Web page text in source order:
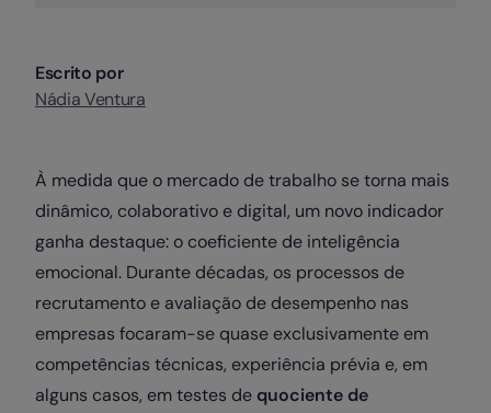
Escrito por
Nádia Ventura
À medida que o mercado de trabalho se torna mais
dinâmico, colaborativo e digital, um novo indicador
ganha destaque: o coeficiente de inteligência
emocional. Durante décadas, os processos de
recrutamento e avaliação de desempenho nas
empresas focaram-se quase exclusivamente em
competências técnicas, experiência prévia e, em
alguns casos, em testes de quociente de